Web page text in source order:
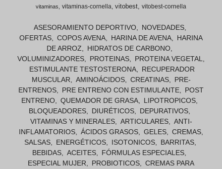
vitaminas
vitaminas-cornella vitobest vitobest-cornella
ASESORAMIENTO DEPORTIVO
NOVEDADES
OFERTAS
COPOS AVENA HARINA DE AVENA
HARINA
DE ARROZ
HIDRATOS DE CARBONO
VOLUMINIZADORES
PROTEINAS
PROTEINA VEGETAL
ESTIMULANTE TESTOSTERONA
RECUPERADOR
MUSCULAR
AMINOÁCIDOS CREATINAS
PRE-
ENTRENOS
PRE ENTRENO CON ESTIMULANTE
POST
ENTRENO
QUEMADOR DE GRASA
LIPOTROPICOS
BLOQUEADORES
DIURÉTICOS
DEPURATIVOS
VITAMINAS Y MINERALES
ARTICULARES
ANTI-
INFLAMATORIOS
ÁCIDOS GRASOS GELES
CREMAS
SALSAS
ENERGÉTICOS ISOTONICOS
BARRITAS
BEBIDAS
ACEITES
FÓRMULAS ESPECIALES
ESPECIAL MUJER
PROBIOTICOS
CREMAS PARA